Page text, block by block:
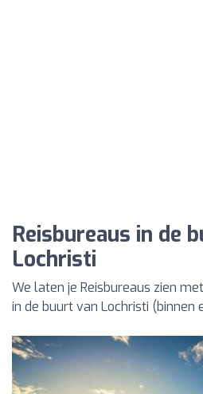
Reisbureaus in de
Lochristi
We laten je Reisbureaus zien
in de buurt van Lochristi (binnen